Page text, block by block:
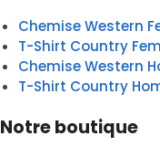
Chemise Western
T-Shirt Country
Chemise Western
T-Shirt Country
Notre boutique